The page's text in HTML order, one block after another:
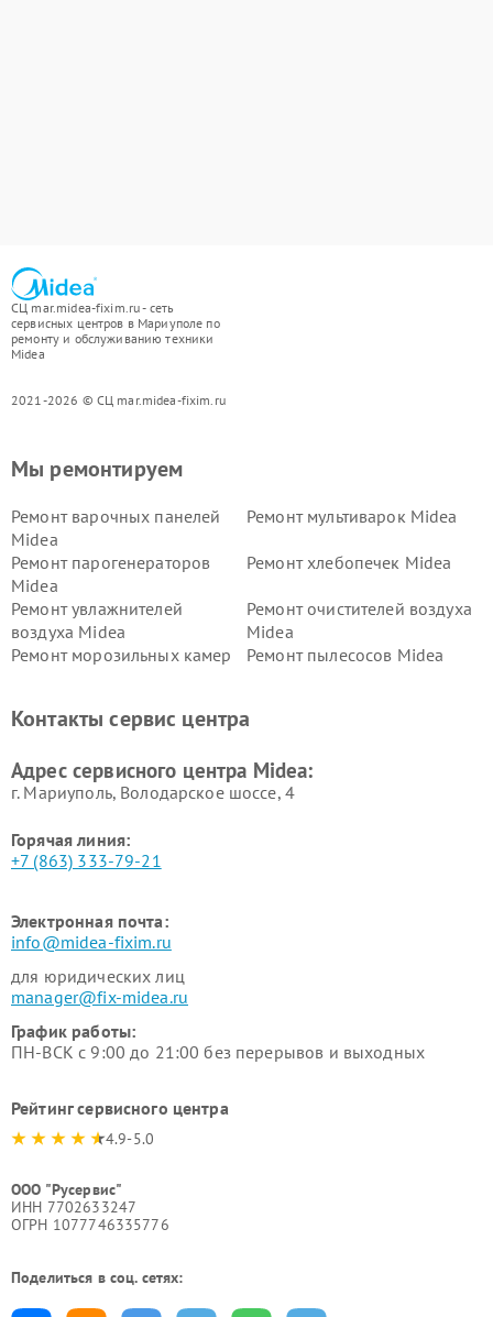
СЦ mar.midea-fixim.ru - сеть
сервисных центров в Мариуполе по
ремонту и обслуживанию техники
Midea
2021-2026 © СЦ mar.midea-fixim.ru
Мы ремонтируем
Ремонт варочных панелей
Midea
Ремонт мультиварок Midea
Ремонт парогенераторов
Midea
Ремонт хлебопечек Midea
Ремонт увлажнителей
воздуха Midea
Ремонт очистителей воздуха
Midea
Ремонт морозильных камер
Ремонт пылесосов Midea
пылесосов Midea
Midea
Контакты сервис центра
Адрес сервисного центра Midea:
г. Мариуполь, Володарское шоссе, 4
Горячая линия:
+7 (863) 333-79-21
Электронная почта:
info@midea-fixim.ru
для юридических лиц
manager@fix-midea.ru
График работы:
ПН-ВСК с 9:00 до 21:00 без перерывов и выходных
Рейтинг сервисного центра
4.9-5.0
ООО "Русервис"
ИНН 7702633247
ОГРН 1077746335776
Поделиться в соц. сетях: